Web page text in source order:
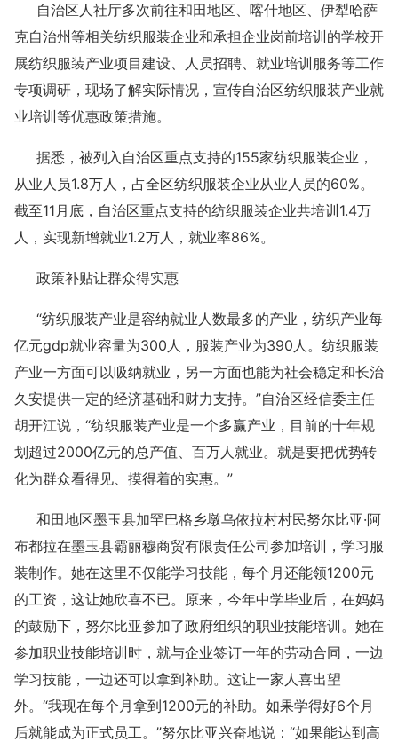
自治区人社厅多次前往和田地区、喀什地区、伊犁哈萨
克自治州等相关纺织服装企业和承担企业岗前培训的学校开
展纺织服装产业项目建设、人员招聘、就业培训服务等工作
专项调研，现场了解实际情况，宣传自治区纺织服装产业就
业培训等优惠政策措施。
据悉，被列入自治区重点支持的155家纺织服装企业，
从业人员1.8万人，占全区纺织服装企业从业人员的60%。
截至11月底，自治区重点支持的纺织服装企业共培训1.4万
人，实现新增就业1.2万人，就业率86%。
政策补贴让群众得实惠
“纺织服装产业是容纳就业人数最多的产业，纺织产业每
亿元gdp就业容量为300人，服装产业为390人。纺织服装
产业一方面可以吸纳就业，另一方面也能为社会稳定和长治
久安提供一定的经济基础和财力支持。”自治区经信委主任
胡开江说，“纺织服装产业是一个多赢产业，目前的十年规
划超过2000亿元的总产值、百万人就业。就是要把优势转
化为群众看得见、摸得着的实惠。”
和田地区墨玉县加罕巴格乡墩乌依拉村村民努尔比亚·阿
布都拉在墨玉县霸丽穆商贸有限责任公司参加培训，学习服
装制作。她在这里不仅能学习技能，每个月还能领1200元
的工资，这让她欣喜不已。原来，今年中学毕业后，在妈妈
的鼓励下，努尔比亚参加了政府组织的职业技能培训。她在
参加职业技能培训时，就与企业签订一年的劳动合同，一边
学习技能，一边还可以拿到补助。这让一家人喜出望
外。“我现在每个月拿到1200元的补助。如果学得好6个月
后就能成为正式员工。”努尔比亚兴奋地说：“如果能达到高